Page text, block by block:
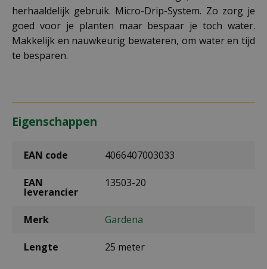
herhaaldelijk gebruik. Micro-Drip-System. Zo zorg je
goed voor je planten maar bespaar je toch water.
Makkelijk en nauwkeurig bewateren, om water en tijd
te besparen.
Eigenschappen
EAN code 4066407003033
EAN
leverancier
13503-20
Merk Gardena
Lengte 25 meter